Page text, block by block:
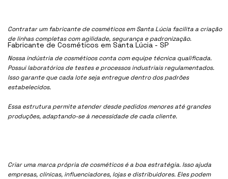
Contratar um fabricante de cosméticos em Santa Lúcia facilita a criação
de linhas completas com agilidade, segurança e padronização.
Nossa indústria de cosmétioos conta com equipe técnica qualificada.
Possui laboratórios de testes e processos industriais regulamentados.
Isso garante que cada lote seja entregue dentro dos padrões
estabelecidos.
Essa estrutura permite atender desde pedidos menores até grandes
produções, adaptando-se à necessidade de cada cliente.
Criar uma marca própria de cosméticos é a boa estratégia. Isso ajuda
empresas, clínicas, influenciadores, lojas e distribuidores. Eles podem
Fabricante de Cosméticos em Santa Lúcia - SP